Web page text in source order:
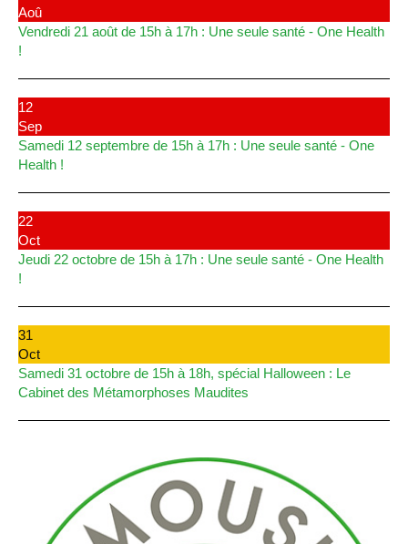
Aoû
Vendredi 21 août de 15h à 17h : Une seule santé - One Health
!
12
Sep
Samedi 12 septembre de 15h à 17h : Une seule santé - One
Health !
22
Oct
Jeudi 22 octobre de 15h à 17h : Une seule santé - One Health
!
31
Oct
Samedi 31 octobre de 15h à 18h, spécial Halloween : Le
Cabinet des Métamorphoses Maudites